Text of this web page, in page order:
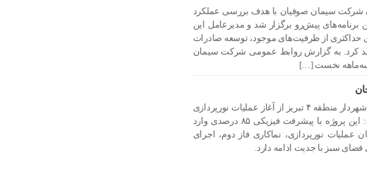
شرکت سیمان صوفیان با هدف بررسی عملکرد
پیش‌رو برگزار شد و مدیرعامل این
حداکثری از ظرفیت‌های موجود، توسعه صادرات
کرد. به گزارش روابط عمومی شرکت سیمان
نخست […]
آغاز نورپردازی باغ‌موزه ستارخان شهردار منطقه ۴ تبریز از آغاز عملیات نورپردازی
باغ‌موزه ستارخان خبر داد و گفت: این پروژه با پیشرفت فیزیکی ۸۵ درصدی وارد
عملیات نورپردازی، نماکاری فاز دوم، اجرای
سبز با جدیت ادامه دارد.